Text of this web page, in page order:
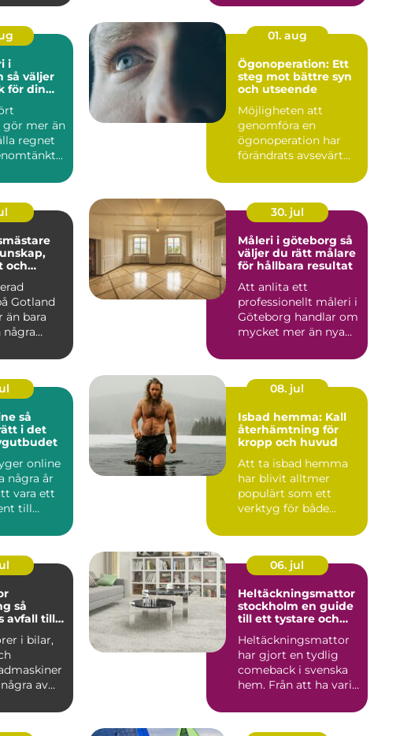
i
för din
gör mer än
regnet
01. aug
Ögonoperation: Ett
steg mot bättre syn
och utseende
Möjligheten att
genomföra en
ögonoperation har
förändrats avsevärt
och
Gotland
än bara
några
30. jul
Måleri i göteborg så
väljer du rätt målare
för hållbara resultat
Att anlita ett
professionellt måleri i
Göteborg handlar om
mycket mer än nya
Ett...
så
i det
online
några år
vara ett
till
08. jul
Isbad hemma: Kall
återhämtning för
kropp och huvud
Att ta isbad hemma
har blivit alltmer
populärt som ett
verktyg för både
avfall till
i bilar,
av
06. jul
Heltäckningsmattor
stockholm en guide
till ett tystare och
Heltäckningsmattor
har gjort en tydlig
comeback i svenska
hem. Från att ha varit